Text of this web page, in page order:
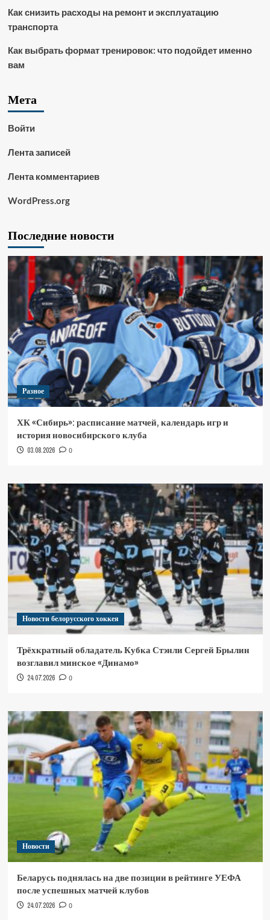
Как снизить расходы на ремонт и эксплуатацию
транспорта
Как выбрать формат тренировок: что подойдет именно
вам
Мета
Войти
Лента записей
Лента комментариев
WordPress.org
Последние новости
Разное
ХК «Сибирь»: расписание матчей, календарь игр и
история новосибирского клуба
03.08.2026 0
Новости белорусского хоккея
Трёхкратный обладатель Кубка Стэнли Сергей Брылин
возглавил минское «Динамо»
24.07.2026 0
Новости
Беларусь поднялась на две позиции в рейтинге УЕФА
после успешных матчей клубов
24.07.2026 0